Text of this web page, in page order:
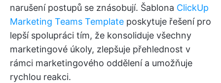
narušení postupů se znásobují. Šablona ClickUp
Marketing Teams Template poskytuje řešení pro
lepší spolupráci tím, že konsoliduje všechny
marketingové úkoly, zlepšuje přehlednost v
rámci marketingového oddělení a umožňuje
rychlou reakci.